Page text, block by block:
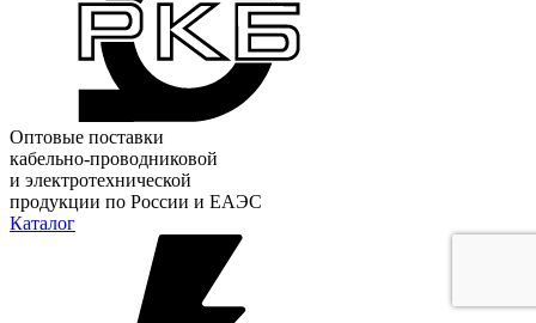
Оптовые поставки
кабельно-проводниковой
и электротехнической
продукции по России и ЕАЭС
Каталог